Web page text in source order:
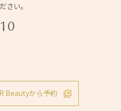
さい。
Beautyから予約